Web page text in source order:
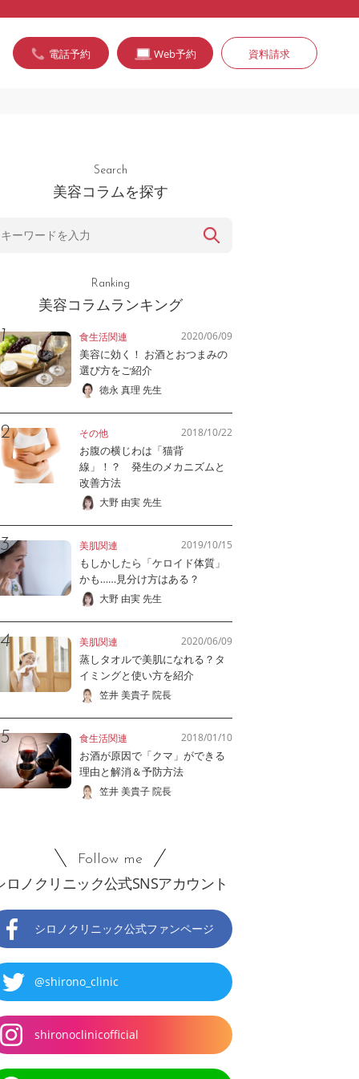
電話予約 Web予約 資料請求
Search
美容コラムを探す
Ranking
美容コラムランキング
食生活関連 2020/06/09
美容に効く！ お酒とおつまみの
選び方をご紹介
徳永 真理 先生
その他 2018/10/22
お腹の横じわは「猫背
線」！？ 発生のメカニズムと
改善方法
大野 由実 先生
美肌関連 2019/10/15
もしかしたら「ケロイド体質」
かも……見分け方はある？
大野 由実 先生
美肌関連 2020/06/09
蒸しタオルで美肌になれる？タ
イミングと使い方を紹介
笠井 美貴子 院長
食生活関連 2018/01/10
お酒が原因で「クマ」ができる
理由と解消＆予防方法
笠井 美貴子 院長
Follow me
ロノクリニック公式SNSアカウント
シロノクリニック公式ファンページ
@shirono_clinic
shironoclinicofficial